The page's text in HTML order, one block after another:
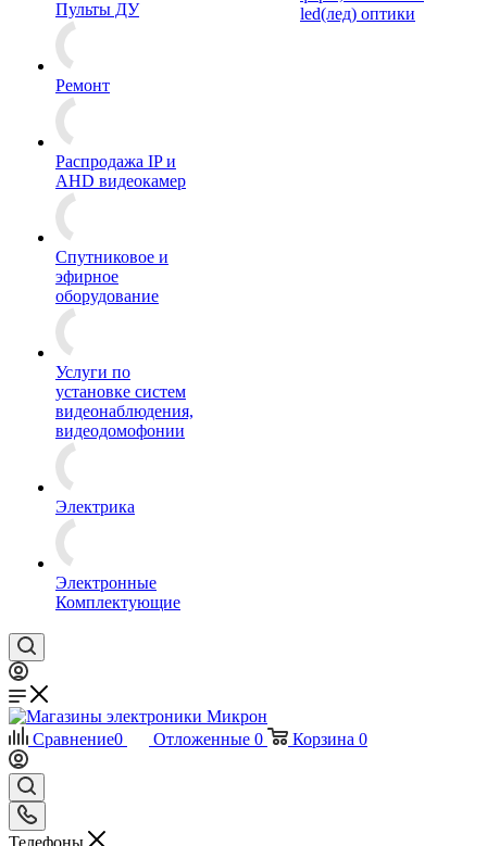
Пульты ДУ
Ремонт
Распродажа IP и
AHD видеокамер
Спутниковое и
эфирное
оборудование
Услуги по
установке систем
видеонаблюдения,
видеодомофонии
Электрика
Электронные
Комплектующие
led(лед) оптики
Сравнение0 Отложенные 0 Корзина 0
Телефоны